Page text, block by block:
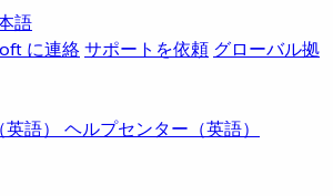
語
に連絡サポートを依頼 グローバル拠
語） ヘルプセンター（英語）